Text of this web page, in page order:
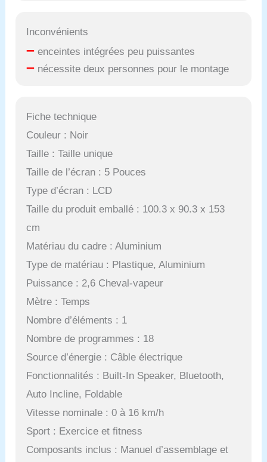
Inconvénients
– enceintes intégrées peu puissantes
– nécessite deux personnes pour le montage
Fiche technique
Couleur : Noir
Taille : Taille unique
Taille de l’écran : 5 Pouces
Type d’écran : LCD
Taille du produit emballé : 100.3 x 90.3 x 153
cm
Matériau du cadre : Aluminium
Type de matériau : Plastique, Aluminium
Puissance : 2,6 Cheval-vapeur
Mètre : Temps
Nombre d’éléments : 1
Nombre de programmes : 18
Source d’énergie : Câble électrique
Fonctionnalités : Built-In Speaker, Bluetooth,
Auto Incline, Foldable
Vitesse nominale : 0 à 16 km/h
Sport : Exercice et fitness
Composants inclus : Manuel d’assemblage et